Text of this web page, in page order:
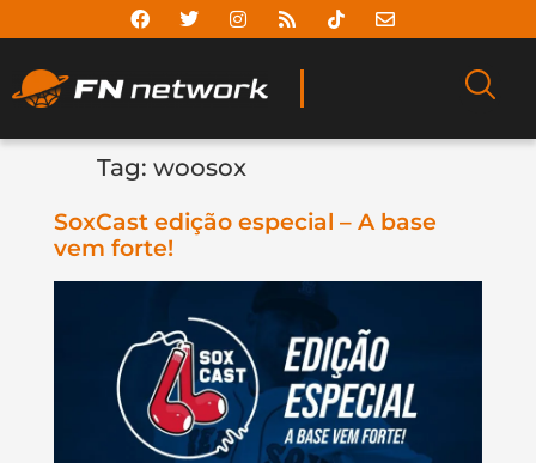
Tag: woosox
SoxCast edição especial – A base
vem forte!